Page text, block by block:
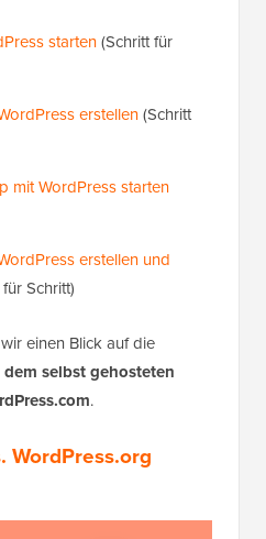
starten(Schritt für
erstellen(Schritt
mit WordPress starten
erstellen und
Schritt)
einen Blick auf die
selbst gehosteten
.
WordPress.org